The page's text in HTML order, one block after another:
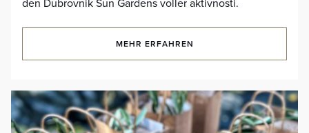
MEHR ERFAHREN